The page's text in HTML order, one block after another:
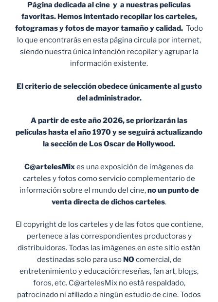
Página dedicada al cine y a nuestras películas
favoritas. Hemos intentado recopilar los carteles,
fotogramas y fotos de mayor tamaño y calidad. Todo
lo que encontrarás en esta página circula por internet,
siendo nuestra única intención recopilar y agrupar la
información existente.
El criterio de selección obedece únicamente al gusto
del administrador.
A partir de este año 2026, se priorizarán las
películas hasta el año 1970 y se seguirá actualizando
la sección de Los Oscar de Hollywood.
C@artelesMixes una exposición de imágenes de
carteles y fotos como servicio complementario de
información sobre el mundo del cine,no un punto de
venta directa de dichos carteles.
El copyright de los carteles y de las fotos que contiene,
pertenece a las correspondientes productoras y
distribuidoras. Todas las imágenes en este sitio están
destinadas solo para uso NO comercial, de
entretenimiento y educación: reseñas, fan art, blogs,
foros, etc. C@artelesMix no está respaldado,
patrocinado ni afiliado a ningún estudio de cine. Todos